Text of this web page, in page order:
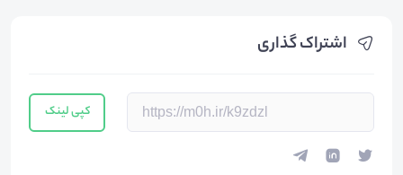
اشتراک گذاری
کپی لینک